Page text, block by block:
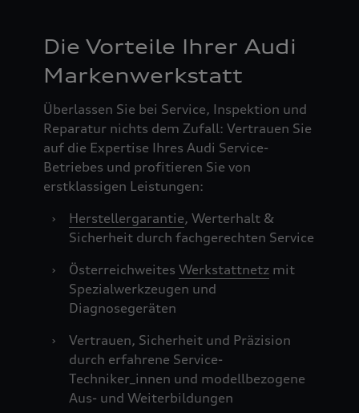
Die Vorteile Ihrer Audi
Markenwerkstatt
Überlassen Sie bei Service, Inspektion und
Reparatur nichts dem Zufall: Vertrauen Sie
auf die Expertise Ihres Audi Service-
Betriebes und profitieren Sie von
erstklassigen Leistungen:
›
Herstellergarantie, Werterhalt &
Sicherheit durch fachgerechten Service
›
Österreichweites Werkstattnetzmit
Spezialwerkzeugen und
Diagnosegeräten
›
Vertrauen, Sicherheit und Präzision
durch erfahrene Service-
Techniker_innen und modellbezogene
Aus- und Weiterbildungen